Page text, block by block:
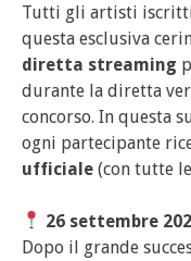
Tutti gli artisti
questa esclusiva
diretta streaming
durante la diretta
concorso. In questa
ogni partecipante
ufficiale (con tutte
26 settembre
Dopo il grande